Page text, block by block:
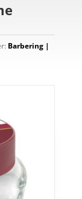
Barbering |